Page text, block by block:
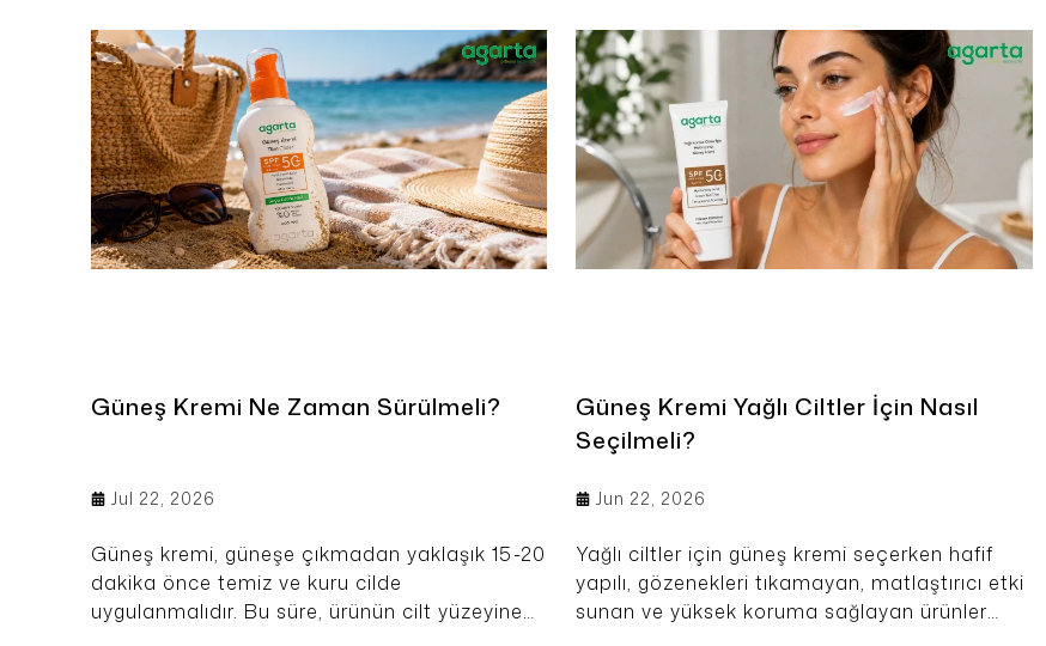
Güneş Kremi Ne Zaman Sürülmeli?
Jul 22, 2026
Güneş kremi, güneşe çıkmadan yaklaşık 15-20
dakika önce temiz ve kuru cilde
uygulanmalıdır. Bu süre, ürünün cilt yüzeyine
Güneş Kremi Yağlı Ciltler İçin Nasıl
Seçilmeli?
Jun 22, 2026
Yağlı ciltler için güneş kremi seçerken hafif
yapılı, gözenekleri tıkamayan, matlaştırıcı etki
sunan ve yüksek koruma sağlayan ürünler